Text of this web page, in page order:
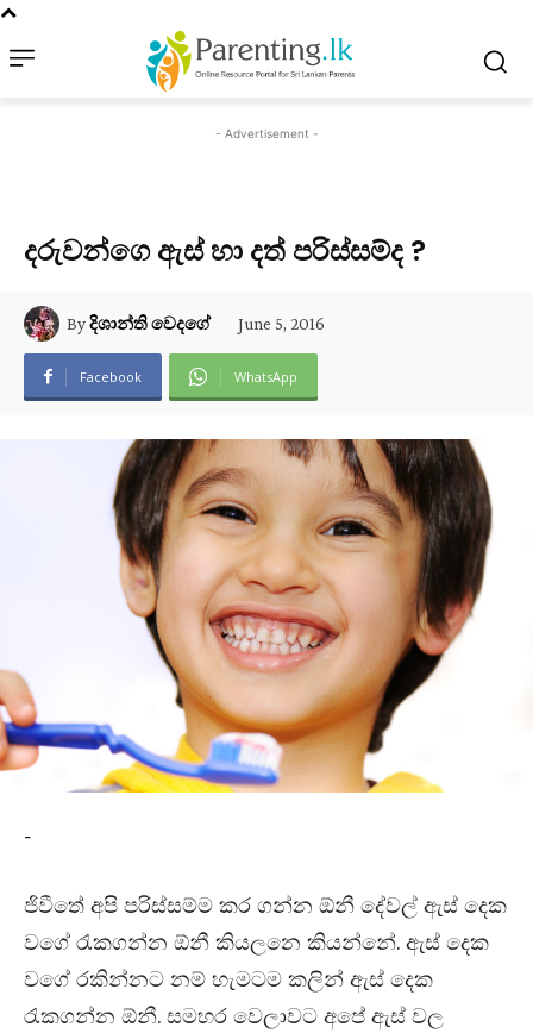
- Advertisement -
දරුවන්ගෙ ඇස් හා දත් පරිස්සම්ද ?
Byදිශාන්ති වෙදගේ June 5, 2016
Facebook WhatsApp
-
ජිවීතේ අපි පරිස්සම්ම කර ගන්න ඕනී දේවල් ඇස් දෙක
වගේ රැකගන්න ඕනී කියලනෙ කියන්නේ. ඇස් දෙක
වගේ රකින්නට නම් හැමටම කලින් ඇස් දෙක
රැකගන්න ඕනී. සමහර වෙලාවට අපේ ඇස් වල